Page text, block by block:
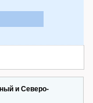
и Северо-